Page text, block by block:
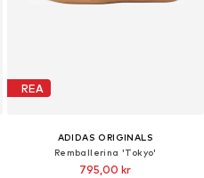
REA
ADIDAS ORIGINALS
Remballerina 'Tokyo'
795,00 kr